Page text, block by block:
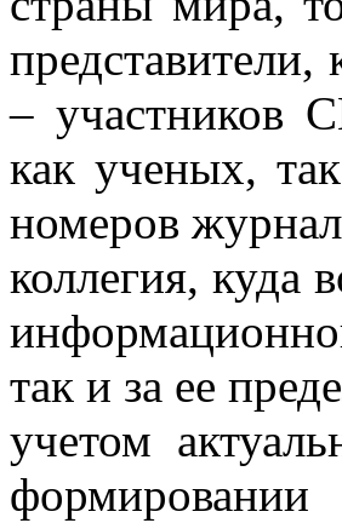
представители,
– участников
как ученых,
номеров
коллегия, куда
так и за ее
учетом